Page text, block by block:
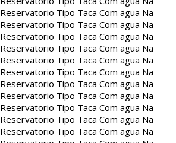
Reservatorio Tipo Taca Com agua Na
Reservatorio Tipo Taca Com agua Na
Reservatorio Tipo Taca Com agua Na
Reservatorio Tipo Taca Com agua Na
Reservatorio Tipo Taca Com agua Na
Reservatorio Tipo Taca Com agua Na
Reservatorio Tipo Taca Com agua Na
Reservatorio Tipo Taca Com agua Na
Reservatorio Tipo Taca Com agua Na
Reservatorio Tipo Taca Com agua Na
Reservatorio Tipo Taca Com agua Na